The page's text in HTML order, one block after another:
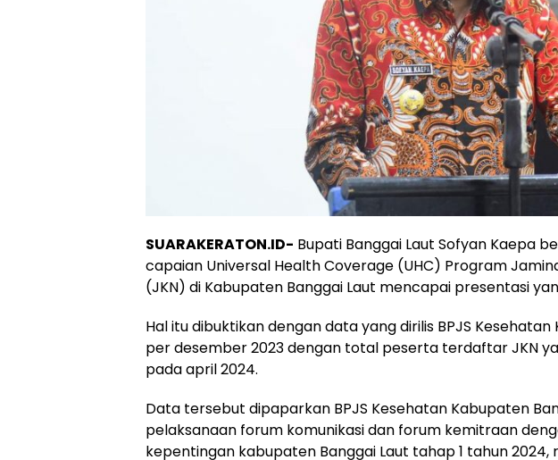
SUARAKERATON.ID- Bupati Banggai Laut Sofyan Kaepa
capaian Universal Health Coverage (UHC) Program
(JKN) di Kabupaten Banggai Laut mencapai presentasi
Hal itu dibuktikan dengan data yang dirilis BPJS
per desember 2023 dengan total peserta terdaftar JKN
pada april 2024.
Data tersebut dipaparkan BPJS Kesehatan Kabupaten
pelaksanaan forum komunikasi dan forum kemitraan
kepentingan kabupaten Banggai Laut tahap 1 tahun